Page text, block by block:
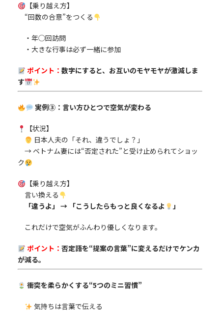
【乗り越え方】
“回数の合意”をつくる
・年◯回訪問
・大きな行事は必ず一緒に参加
ポイント： 数字にすると、お互いのモヤモヤが激減しま
す
実例③：言い方ひとつで空気が変わる
【状況】
日本人夫の「それ、違うでしょ？」
→ ベトナム妻には“否定された”と受け止められてショッ
ク
【乗り越え方】
言い換える
「違うよ」 → 「こうしたらもっと良くなるよ
」
これだけで空気がふんわり優しくなります。
ポイント： 否定語を“提案の言葉”に変えるだけでケンカ
が減る。
衝突を柔らかくする“5つのミニ習慣”
気持ちは言葉で伝える